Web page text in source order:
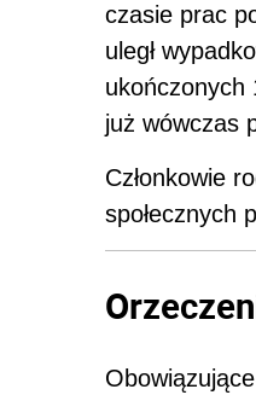
czasie prac
uległ
ukończonych
już wówczas
Członkowie
społecznych